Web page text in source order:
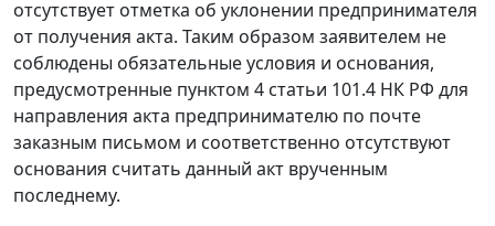
отсутствует отметка об уклонении предпринимателя
от получения акта. Таким образом заявителем не
соблюдены обязательные условия и основания,
предусмотренные пунктом 4 статьи 101.4 НК РФ для
направления акта предпринимателю по почте
заказным письмом и соответственно отсутствуют
основания считать данный акт врученным
последнему.